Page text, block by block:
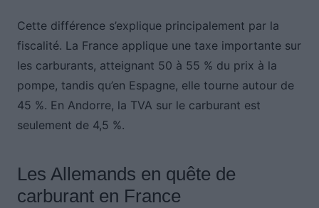
Cette différence s’explique principalement par la
fiscalité. La France applique une taxe importante sur
les carburants, atteignant 50 à 55 % du prix à la
pompe, tandis qu’en Espagne, elle tourne autour de
45 %. En Andorre, la TVA sur le carburant est
seulement de 4,5 %.
Les Allemands en quête de
carburant en France